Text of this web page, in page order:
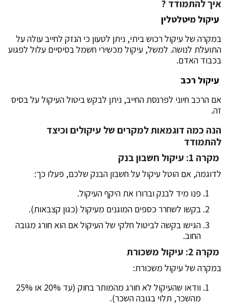
איך להתמודד ?
עיקול מיטלטלין
במקרה של עיקול רכוש ביתי, ניתן לטעון כי הנזק לחייב עולה על
התועלת לנושה. למשל, עיקול מכשירי חשמל בסיסיים עלול לפגוע
בכבוד האדם.
עיקול רכב
אם הרכב חיוני לפרנסת החייב, ניתן לבקש ביטול העיקול על בסיס
זה.
הנה כמה דוגמאות למקרים של עיקולים וכיצד
להתמודד
מקרה 1: עיקול חשבון בנק
לדוגמה, אם הוטל עיקול על חשבון הבנק שלכם, פעלו כך:
פנו מיד לבנק וברורו את היקף העיקול.
בקשו לשחרר כספים המוגנים מעיקול (כגון קצבאות).
הגישו בקשה לביטול חלקי של העיקול אם הוא חורג מגובה
החוב.
מקרה 2: עיקול משכורת
במקרה של עיקול משכורת:
וודאו שהעיקול לא חורג מהמותר בחוק (עד 20% או 25%
מהשכר, תלוי בגובה השכר).